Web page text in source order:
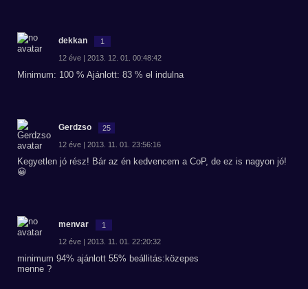
dekkan 1
12 éve | 2013. 12. 01. 00:48:42
Minimum: 100 % Ajánlott: 83 % el indulna
Gerdzso 25
12 éve | 2013. 11. 01. 23:56:16
Kegyetlen jó rész! Bár az én kedvencem a CoP, de ez is nagyon jó!
😀
menvar 1
12 éve | 2013. 11. 01. 22:20:32
minimum 94% ajánlott 55% beállitás:közepes
menne ?